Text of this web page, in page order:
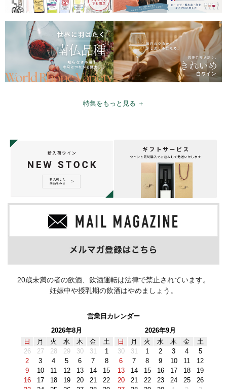
特集をもっと見る ＋
20歳未満の者の飲酒、飲酒運転は法律で禁止されています。
妊娠中や授乳期の飲酒はやめましょう。
営業日カレンダー
2026年8月
日
月 火 水 木 金
土
26
27 28 29 30 31
1
2
3 4 5 6 7
8
9
10 11 12 13 14
15
16
17 18 19 20 21
22
2026年9月
日
月 火 水 木 金
土
30
31 1 2 3 4
5
6
7 8 9 10 11
12
13
14 15 16 17 18
19
20
21 22 23 24 25
26